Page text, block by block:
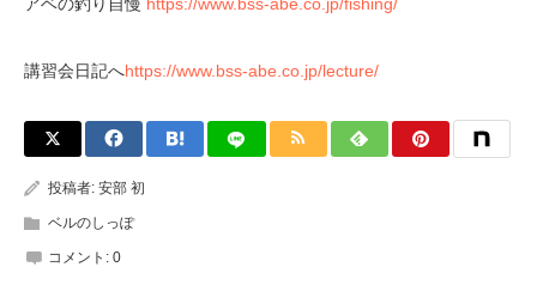
講習会日記へhttps://www.bss-abe.co.jp/lecture/
投稿者: 安部 初
ベルのしっぽ
コメント: 0